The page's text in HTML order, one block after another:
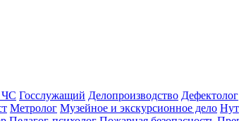
Госслужащий Делопроизводство Дефектолог
Метролог Музейное и экскурсионное дело